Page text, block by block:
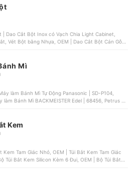
| Dao Cắt Bột Inox có Vạch Chia Light Cabinet,
Vét Bột bằng Nhựa, OEM | Dao Cắt Bột Cán Gỗ,
Mì
làm Bánh Mì Tự Động Panasonic | SD-P104,
làm Bánh Mì BACKMEISTER Edel | 68456, Petrus |
| WMF KULT
Kem
Kem Tam Giác Nhỏ, OEM | Túi Bắt Kem Tam Giác
Túi Bắt Kem Silicon Kèm 6 Đui, OEM | Bộ Túi Bắt